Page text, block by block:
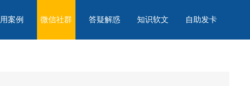
案例 微信社群 答疑解惑 知识软文 自助发卡